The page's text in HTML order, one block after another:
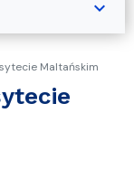
Maltańskim
expand_more